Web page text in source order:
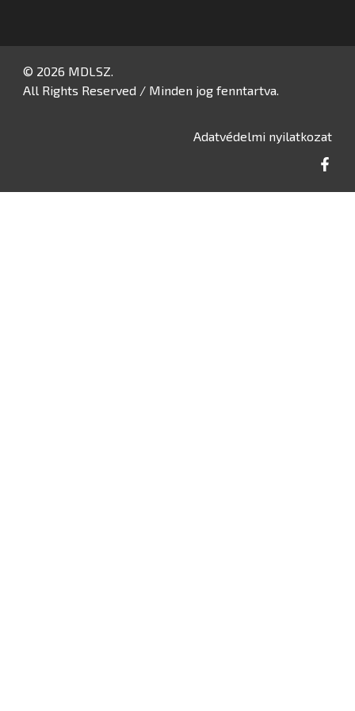
© 2026 MDLSZ.
All Rights Reserved / Minden jog fenntartva.
Adatvédelmi nyilatkozat